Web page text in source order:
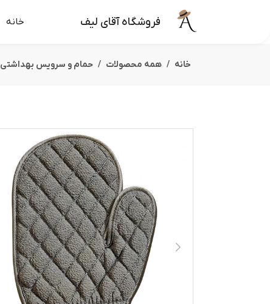
فروشگاه آقای لیف خانه
خانه همه محصولات حمام و سرویس بهداشتی